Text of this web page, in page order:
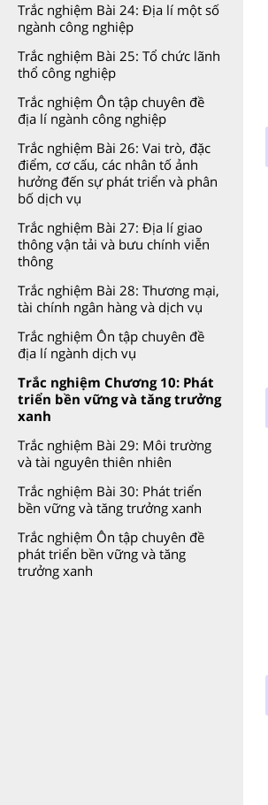
Trắc nghiệm Bài 24: Địa lí một số
ngành công nghiệp
Trắc nghiệm Bài 25: Tổ chức lãnh
thổ công nghiệp
Trắc nghiệm Ôn tập chuyên đề
địa lí ngành công nghiệp
Trắc nghiệm Bài 26: Vai trò, đặc
điểm, cơ cấu, các nhân tố ảnh
hưởng đến sự phát triển và phân
bố dịch vụ
Trắc nghiệm Bài 27: Địa lí giao
thông vận tải và bưu chính viễn
thông
Trắc nghiệm Bài 28: Thương mại,
tài chính ngân hàng và dịch vụ
Trắc nghiệm Ôn tập chuyên đề
địa lí ngành dịch vụ
Trắc nghiệm Chương 10: Phát
triển bền vững và tăng trưởng
xanh
Trắc nghiệm Bài 29: Môi trường
và tài nguyên thiên nhiên
Trắc nghiệm Bài 30: Phát triển
bền vững và tăng trưởng xanh
Trắc nghiệm Ôn tập chuyên đề
phát triển bền vững và tăng
trưởng xanh